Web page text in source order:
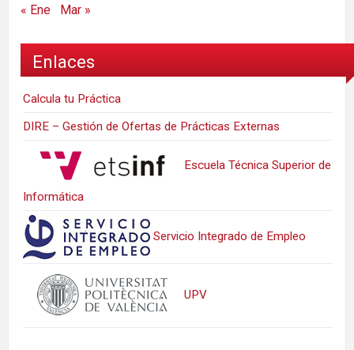
« Ene Mar »
Enlaces
Calcula tu Práctica
DIRE – Gestión de Ofertas de Prácticas Externas
Escuela Técnica Superior de
Informática
Servicio Integrado de Empleo
UPV